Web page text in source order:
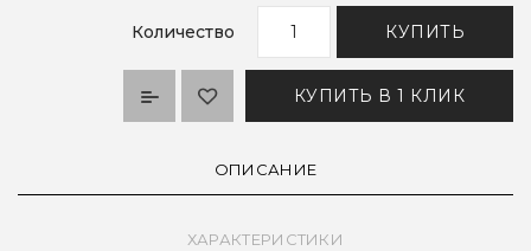
Количество КУПИТЬ
КУПИТЬ В 1 КЛИК
ОПИСАНИЕ
ХАРАКТЕРИСТИКИ